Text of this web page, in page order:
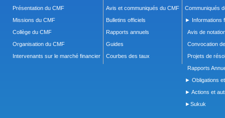
Présentation du CMF
Missions du CMF
Collège du CMF
Organisation du CMF
Intervenants sur le marché financier
Avis et communiqués du CMF
Bulletins officiels
Rapports annuels
Guides
Courbes des taux
Communiqués
► Informations
Avis de
Convocation
Projets de
Rapports
► Obligations
► Actions et
►Sukuk